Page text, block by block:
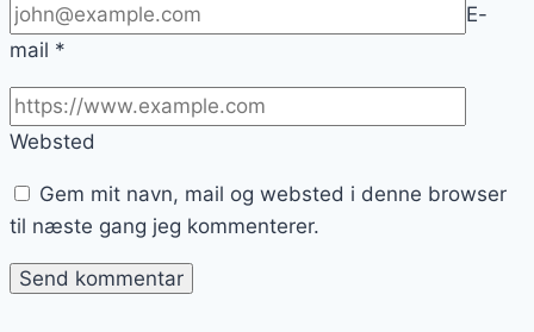
E-
mail *
Websted
Gem mit navn, mail og websted i denne browser
til næste gang jeg kommenterer.